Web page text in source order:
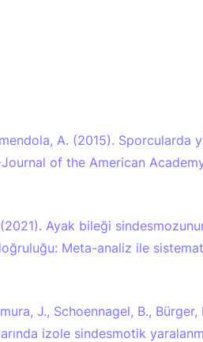
A. (2015). Sporcularda
of the American
Ayak bileği
Meta-analiz ile
J., Schoennagel, B., Bürger,
izole sindesmotik